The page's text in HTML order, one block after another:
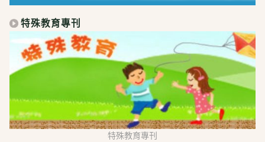
特殊教育專刊
特殊教育專刊